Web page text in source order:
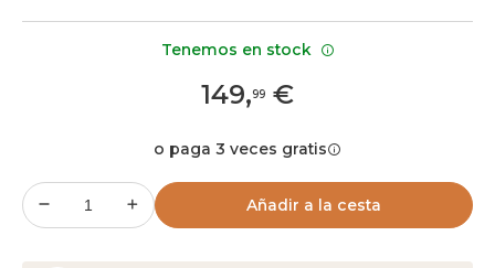
149,99 €
o paga 3 veces gratis
Añadir a la cesta